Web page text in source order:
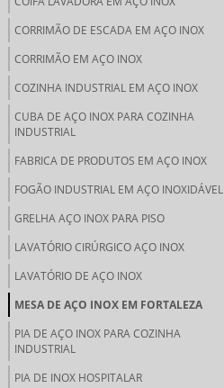
CORRIMÃO DE ESCADA EM AÇO INOX
CORRIMÃO EM AÇO INOX
COZINHA INDUSTRIAL EM AÇO INOX
CUBA DE AÇO INOX PARA COZINHA
INDUSTRIAL
FABRICA DE PRODUTOS EM AÇO INOX
FOGÃO INDUSTRIAL EM AÇO INOXIDÁVEL
GRELHA AÇO INOX PARA PISO
LAVATÓRIO CIRÚRGICO AÇO INOX
LAVATÓRIO DE AÇO INOX
MESA DE AÇO INOX EM FORTALEZA
PIA DE AÇO INOX PARA COZINHA
INDUSTRIAL
PIA DE INOX HOSPITALAR